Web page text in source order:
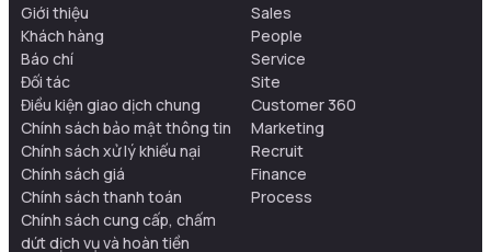
Giới thiệu
Khách hàng
Báo chí
Đối tác
Điều kiện giao dịch chung
Chính sách bảo mật thông tin
Chính sách xử lý khiếu nại
Chính sách giá
Chính sách thanh toán
Chính sách cung cấp, chấm
dứt dịch vụ và hoàn tiền
Sales
People
Service
Site
Customer 360
Marketing
Recruit
Finance
Process